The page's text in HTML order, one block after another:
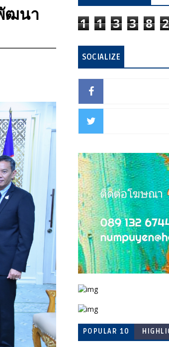
ฒนา
1 1 3 3 8 2
SOCIALIZE
POPULAR 10